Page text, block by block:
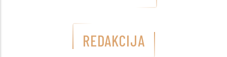
REDAKCIJA